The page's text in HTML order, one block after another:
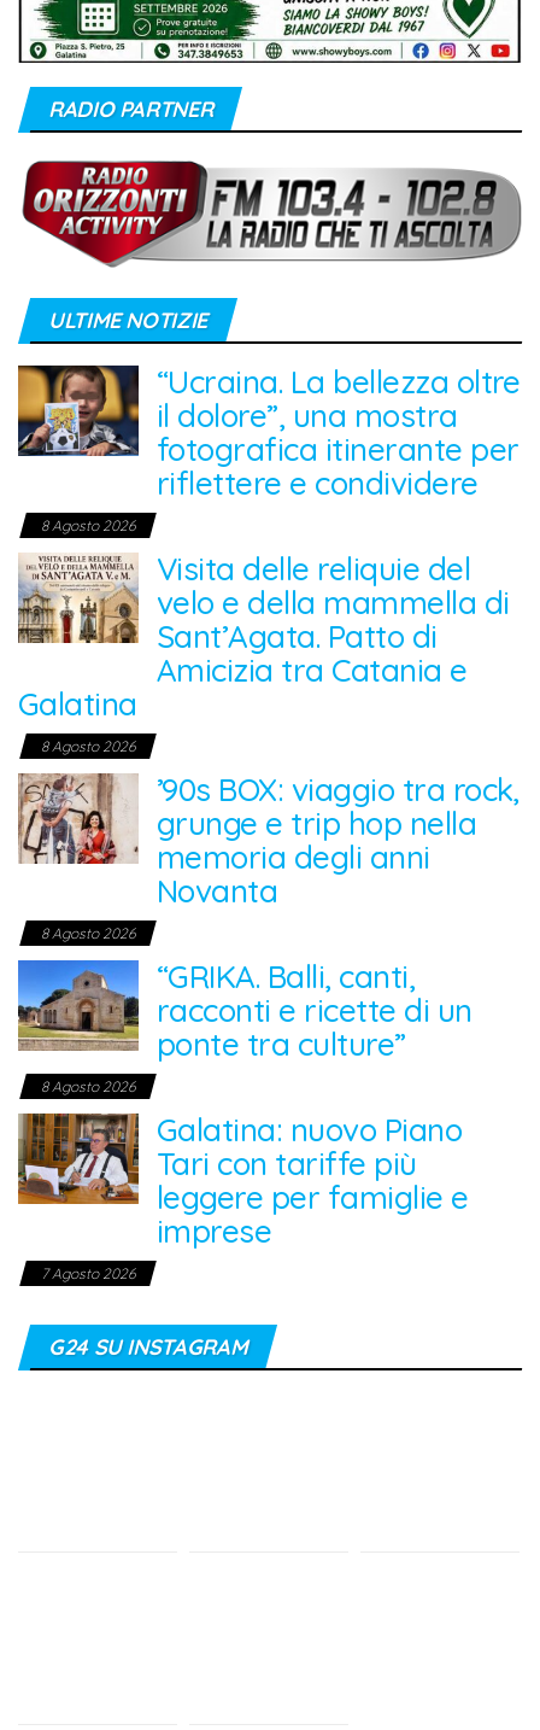
RADIO PARTNER
ULTIME NOTIZIE
“Ucraina. La bellezza oltre
il dolore”, una mostra
fotografica itinerante per
riflettere e condividere
8 Agosto 2026
Visita delle reliquie del
velo e della mammella di
Sant’Agata. Patto di
Amicizia tra Catania e
Galatina
8 Agosto 2026
’90s BOX: viaggio tra rock,
grunge e trip hop nella
memoria degli anni
Novanta
8 Agosto 2026
“GRIKA. Balli, canti,
racconti e ricette di un
ponte tra culture”
8 Agosto 2026
Galatina: nuovo Piano
Tari con tariffe più
leggere per famiglie e
imprese
7 Agosto 2026
G24 SU INSTAGRAM